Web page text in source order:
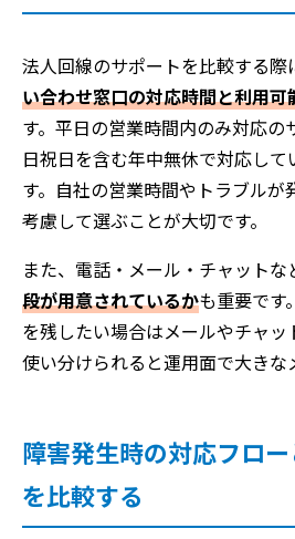
法人回線のサポートを比較する際
い合わせ窓口の対応時間と利用可
す。平日の営業時間内のみ対応の
日祝日を含む年中無休で対応し
す。自社の営業時間やトラブルが
考慮して選ぶことが大切です。
また、電話・メール・チャットな
段が用意されているかも重要です
を残したい場合はメールやチャッ
使い分けられると運用面で大きな
障害発生時の対応フロ
を比較する